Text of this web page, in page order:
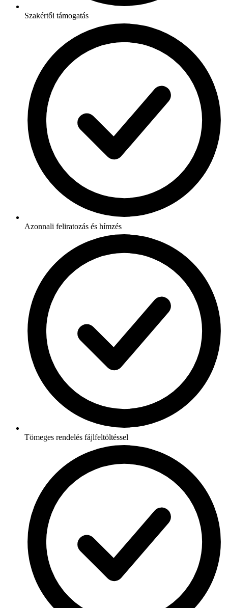
Szakértői támogatás
Azonnali feliratozás és hímzés
Tömeges rendelés fájlfeltöltéssel